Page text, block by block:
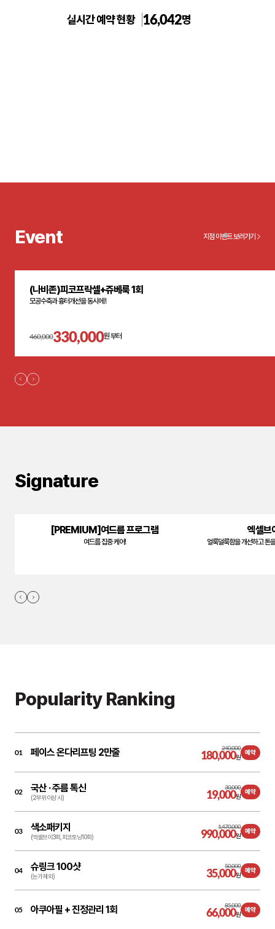
실시간 예약 현황 16,042명
Event 지점 이벤트 보러가기
(나비존)피코프락셀+쥬베룩 1회
모공수축과 흉터개선을 동시에 !
460,000330,000원 부터
Signature
[PREMIUM]여드름 프로그램
여드름 집중 케어!
엑셀브
얼룩덜룩함을 개선하고 톤
Popularity Ranking
01 페이스 온다리프팅 2만줄 240,000
180,000원
예약
02 국산 ·주름 톡신
(2부위 이상 시)
30,000
19,000원
예약
03 색소패키지
(엑셀브이3회, 피코토닝10회)
1,470,000
990,000원
예약
04 슈링크 100샷
(눈가 제외)
50,000
35,000원
예약
05 아쿠아필 + 진정관리 1회 85,000
66,000원
예약